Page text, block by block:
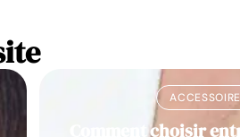
Comment choisir